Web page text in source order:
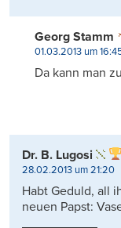
Georg Stamm
01.03.2013 um
Da kann man
Dr. B. Lugosi
28.02.2013 um 21:20
Habt Geduld, all
neuen Papst: